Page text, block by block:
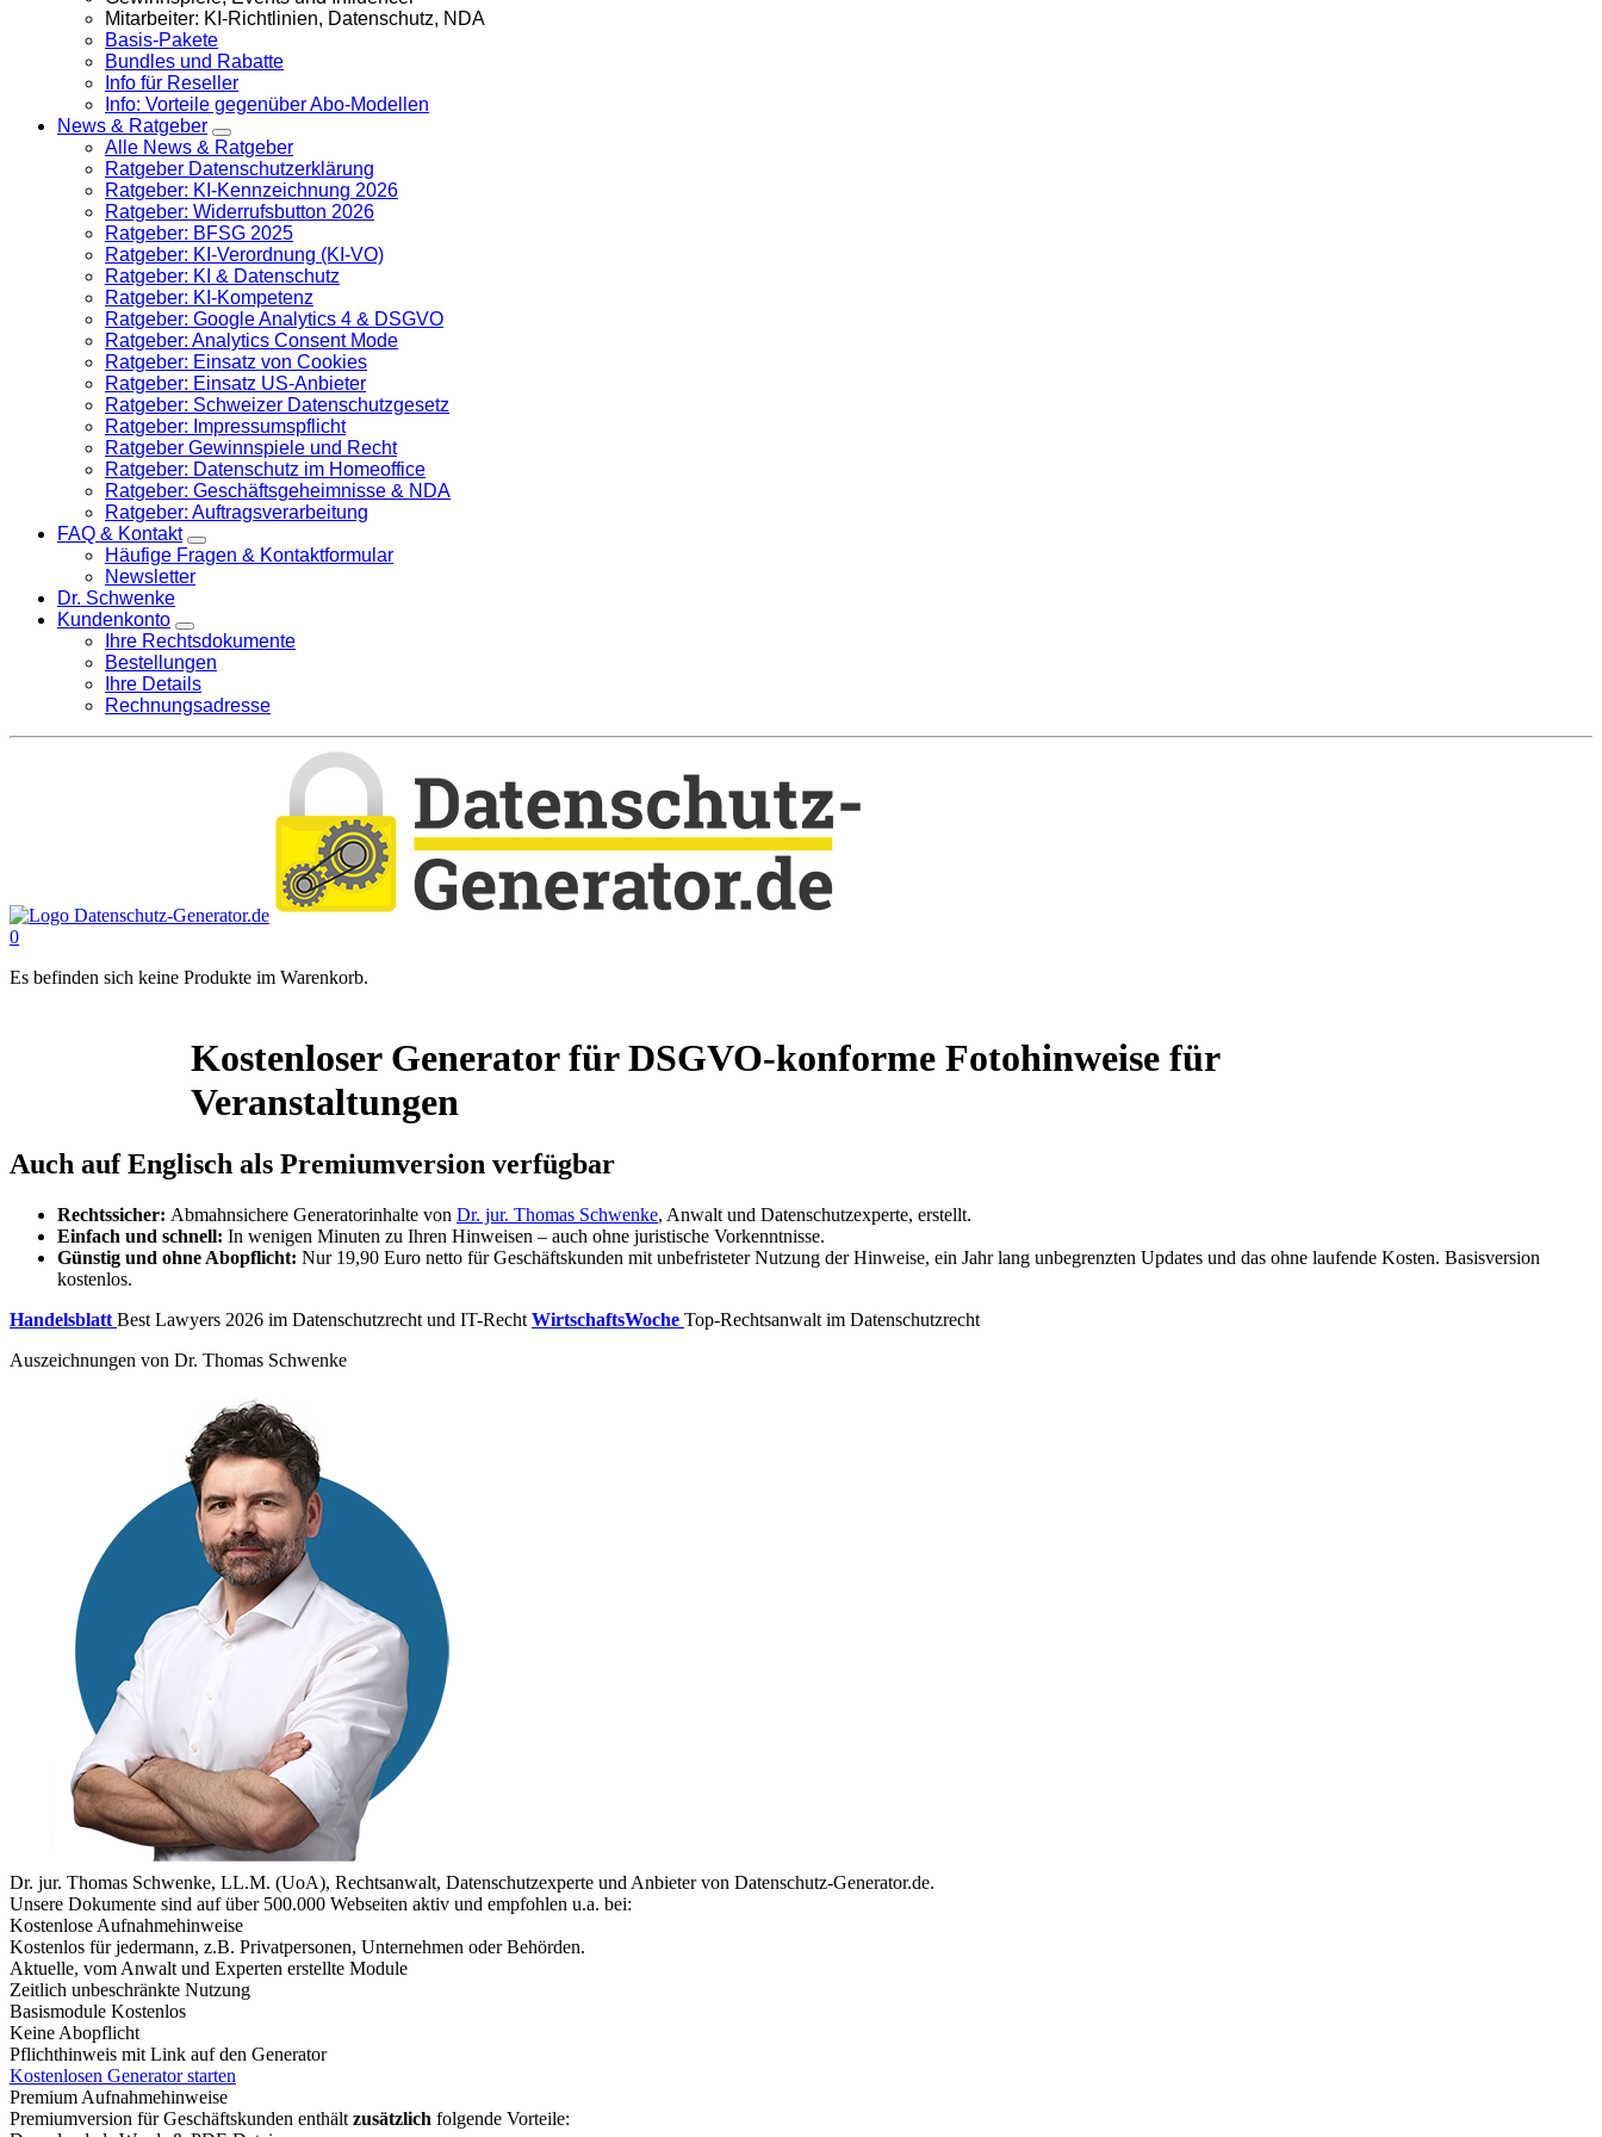
Mitarbeiter: KI-Richtlinien, Datenschutz, NDA
Basis-Pakete
Bundles und Rabatte
Info für Reseller
Info: Vorteile gegenüber Abo-Modellen
News & Ratgeber
Alle News & Ratgeber
Ratgeber Datenschutzerklärung
Ratgeber: KI-Kennzeichnung 2026
Ratgeber: Widerrufsbutton 2026
Ratgeber: BFSG 2025
Ratgeber: KI-Verordnung (KI-VO)
Ratgeber: KI & Datenschutz
Ratgeber: KI-Kompetenz
Ratgeber: Google Analytics 4 & DSGVO
Ratgeber: Analytics Consent Mode
Ratgeber: Einsatz von Cookies
Ratgeber: Einsatz US-Anbieter
Ratgeber: Schweizer Datenschutzgesetz
Ratgeber: Impressumspflicht
Ratgeber Gewinnspiele und Recht
Ratgeber: Datenschutz im Homeoffice
Ratgeber: Geschäftsgeheimnisse & NDA
Ratgeber: Auftragsverarbeitung
FAQ & Kontakt
Häufige Fragen & Kontaktformular
Newsletter
Dr. Schwenke
Kundenkonto
Ihre Rechtsdokumente
Bestellungen
Ihre Details
Rechnungsadresse
0
Es befinden sich keine Produkte im Warenkorb.
Kostenloser Generator für DSGVO-konforme Fotohinweise für
Veranstaltungen
Auch auf Englisch als Premiumversion verfügbar
Rechtssicher: Abmahnsichere Generatorinhalte von Dr. jur. Thomas Schwenke, Anwalt und Datenschutzexperte, erstellt.
Einfach und schnell: In wenigen Minuten zu Ihren Hinweisen – auch ohne juristische Vorkenntnisse.
Günstig und ohne Abopflicht: Nur 19,90 Euro netto für Geschäftskunden mit unbefristeter Nutzung der Hinweise, ein Jahr lang unbegrenzten Updates und das ohne laufende Kosten. Basisversion
kostenlos.
Handelsblatt Best Lawyers 2026 im Datenschutzrecht und IT-Recht WirtschaftsWoche Top-Rechtsanwalt im Datenschutzrecht
Auszeichnungen von Dr. Thomas Schwenke
Dr. jur. Thomas Schwenke, LL.M. (UoA), Rechtsanwalt, Datenschutzexperte und Anbieter von Datenschutz-Generator.de.
Unsere Dokumente sind auf über 500.000 Webseiten aktiv und empfohlen u.a. bei:
Kostenlose Aufnahmehinweise
Kostenlos für jedermann, z.B. Privatpersonen, Unternehmen oder Behörden.
Aktuelle, vom Anwalt und Experten erstellte Module
Zeitlich unbeschränkte Nutzung
Basismodule Kostenlos
Keine Abopflicht
Pflichthinweis mit Link auf den Generator
Kostenlosen Generator starten
Premium Aufnahmehinweise
Premiumversion für Geschäftskunden enthält zusätzlich folgende Vorteile: